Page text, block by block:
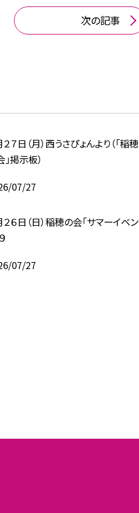
次の記事
２７日（月）西うさぴょんより（「稲穂
」掲示板）
07/27
２６日（日）稲穂の会「サマーイベン
07/27